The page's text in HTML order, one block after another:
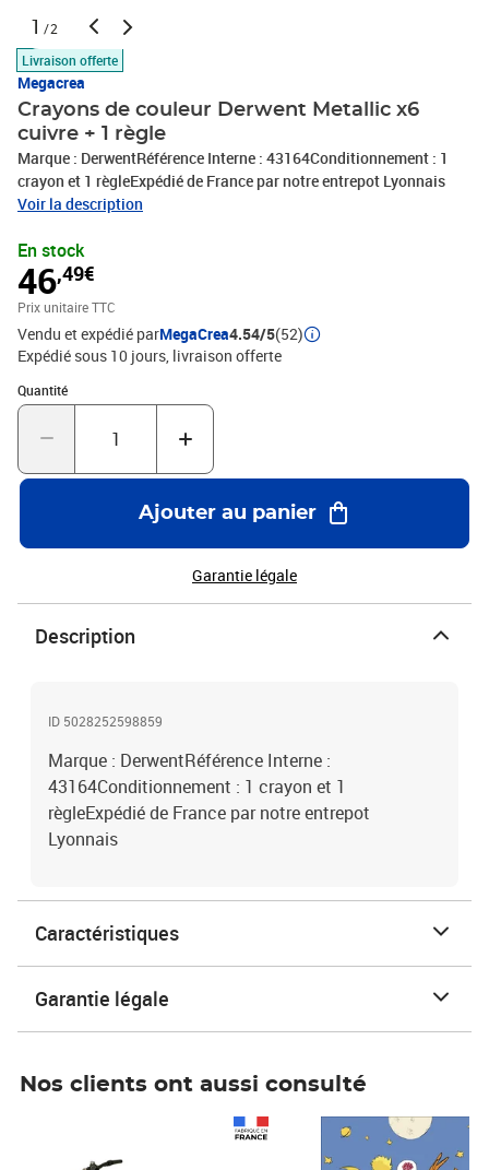
1 /2
Livraison offerte
Megacrea
Crayons de couleur Derwent Metallic x6
cuivre + 1 règle
Marque : DerwentRéférence Interne : 43164Conditionnement : 1
crayon et 1 règleExpédié de France par notre entrepot Lyonnais
Voir la description
En stock
46,49€
Prix unitaire TTC
Vendu et expédié parMegaCrea4.54/5(52)
Expédié sous 10 jours livraison offerte
Quantité
Quantité : 1
Ajouter au panier
Garantie légale
Description
ID 5028252598859
Marque : DerwentRéférence Interne :
43164Conditionnement : 1 crayon et 1
règleExpédié de France par notre entrepot
Lyonnais
Caractéristiques
Garantie légale
Nos clients ont aussi consulté
Prix 7,50€